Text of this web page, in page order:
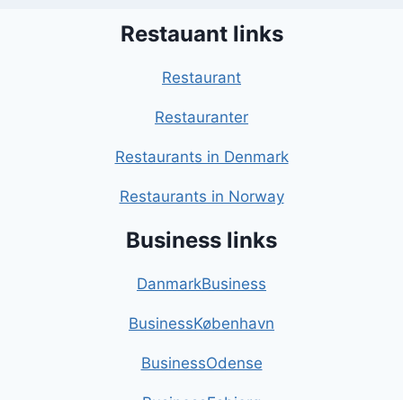
Restauant links
Restaurant
Restauranter
Restaurants in Denmark
Restaurants in Norway
Business links
DanmarkBusiness
BusinessKøbenhavn
BusinessOdense